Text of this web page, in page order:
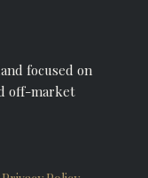
focused on
off-market